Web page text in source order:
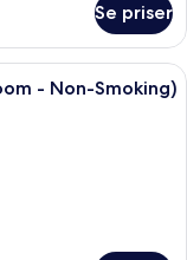
Se priser
med en seng, et
- Non-Smoking)